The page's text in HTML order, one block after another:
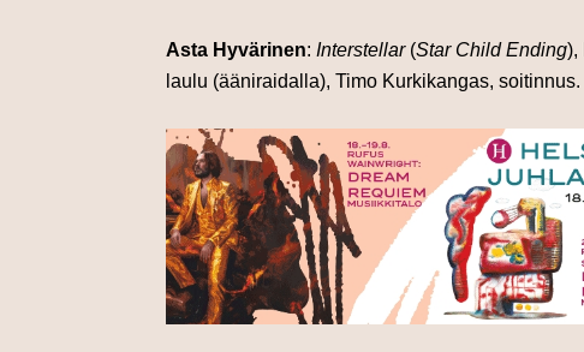
Asta Hyvärinen: Interstellar(Star Child Ending),
laulu (ääniraidalla), Timo Kurkikangas, soitinnus.